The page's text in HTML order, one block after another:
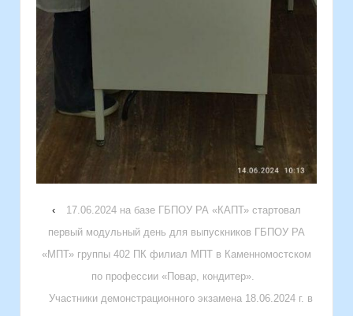
‹
17.06.2024 на базе ГБПОУ РА «КАПТ» стартовал
первый модульный день для выпускников ГБПОУ РА
«МПТ» группы 402 ПК филиал МПТ в Каменномостском
по профессии «Повар, кондитер».
Участники демонстрационного экзамена 18.06.2024 г. в